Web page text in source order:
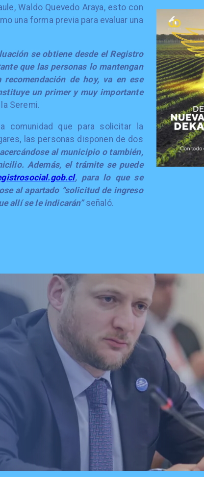
Waldo Quevedo Araya, esto con
una forma previa para evaluar una
se obtiene desde el Registro
que las personas lo mantengan
de hoy, va en ese
un primer y muy importante
Seremi.
comunidad que para solicitar la
las personas disponen de dos
al municipio o también,
Además, el trámite se puede
, para lo que se
al apartado “solicitud de ingreso
allí se le indicarán”señaló.